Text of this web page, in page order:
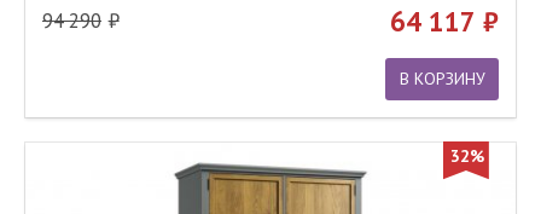
94 290 64 117
В КОРЗИНУ
32%